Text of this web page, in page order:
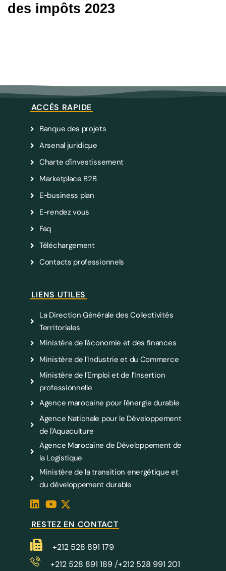
des impôts 2023
ACCÈS RAPIDE
Banque des projets
Arsenal juridique
Charte d'investissement
Marketplace B2B
E-business plan
E-rendez vous
Faq
Téléchargement
Contacts professionnels
LIENS UTILES
La Direction Générale des Collectivités
Territoriales
Ministère de l'économie et des finances
Ministère de l’Industrie et du Commerce
Ministère de l’Emploi et de l’Insertion
professionnelle
Agence marocaine pour l'énergie durable
Agence Nationale pour le Développement
de l'Aquaculture
Agence Marocaine de Développement de
la Logistique
Ministère de la transition energétique et
du développement durable
RESTEZ EN CONTACT
+212 528 891 179
+212 528 891 189/+212 528 991 201